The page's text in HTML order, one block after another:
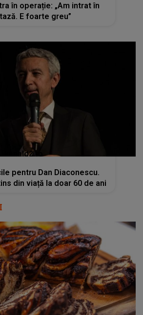
în operație: „Am intrat în
E foarte greu”
kanald2.ro
pentru Dan Diaconescu.
din viață la doar 60 de ani